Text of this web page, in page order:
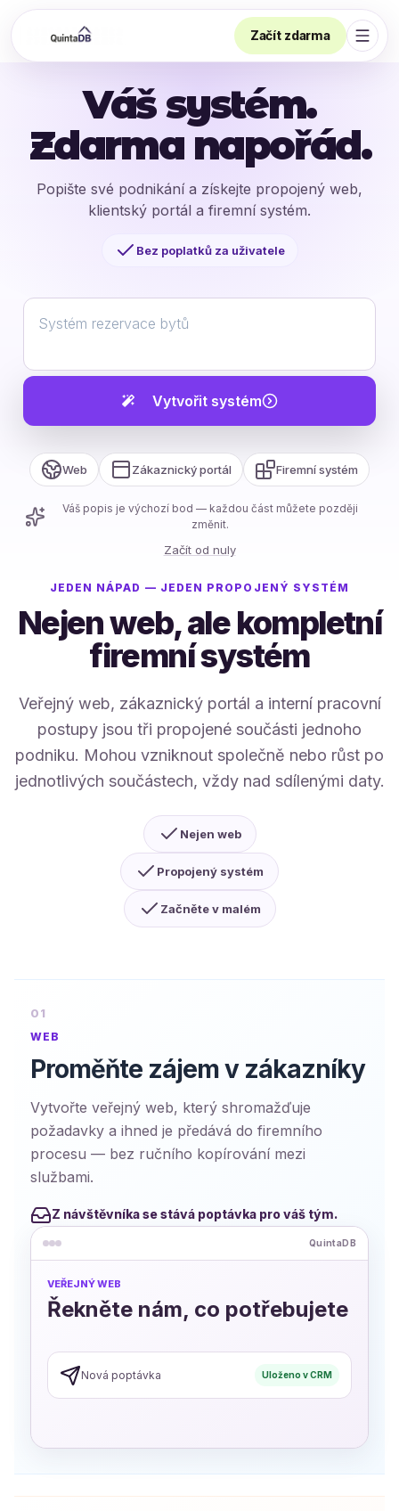
Začít zdarma
Váš systém.
Zdarma napořád.
Popište své podnikání a získejte propojený web,
klientský portál a firemní systém.
Bez poplatků za uživatele
Vytvořit systém
Web Zákaznický portál Firemní systém
Váš popis je výchozí bod — každou část můžete později
změnit.
Začít od nuly
JEDEN NÁPAD — JEDEN PROPOJENÝ SYSTÉM
Nejen web, ale kompletní
firemní systém
Veřejný web, zákaznický portál a interní pracovní
postupy jsou tři propojené součásti jednoho
podniku. Mohou vzniknout společně nebo růst po
jednotlivých součástech, vždy nad sdílenými daty.
Nejen web
Propojený systém
Začněte v malém
01
WEB
Proměňte zájem v zákazníky
Vytvořte veřejný web, který shromažďuje
požadavky a ihned je předává do firemního
procesu — bez ručního kopírování mezi
službami.
Z návštěvníka se stává poptávka pro váš tým.
QuintaDB
VEŘEJNÝ WEB
Řekněte nám, co potřebujete
Nová poptávka Uloženo v CRM